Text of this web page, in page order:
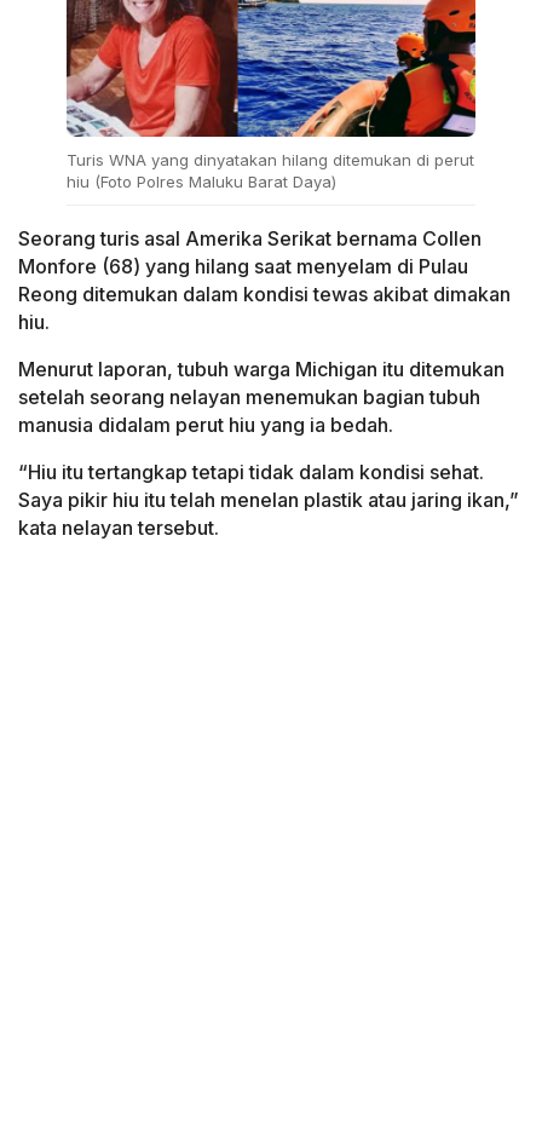
Turis WNA yang dinyatakan hilang ditemukan di perut
hiu (Foto Polres Maluku Barat Daya)
Seorang turis asal Amerika Serikat bernama Collen
Monfore (68) yang hilang saat menyelam di Pulau
Reong ditemukan dalam kondisi tewas akibat dimakan
hiu.
Menurut laporan, tubuh warga Michigan itu ditemukan
setelah seorang nelayan menemukan bagian tubuh
manusia didalam perut hiu yang ia bedah.
“Hiu itu tertangkap tetapi tidak dalam kondisi sehat.
Saya pikir hiu itu telah menelan plastik atau jaring ikan,”
kata nelayan tersebut.